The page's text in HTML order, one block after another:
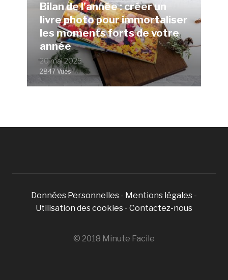
Bilan de l’année : créer un
livre photo pour immortaliser
les moments forts de votre
année
20 mai 2025
2847 Vues
Données Personnelles - Mentions légales -
Utilisation des cookies - Contactez-nous
© 2018 Minute Facile